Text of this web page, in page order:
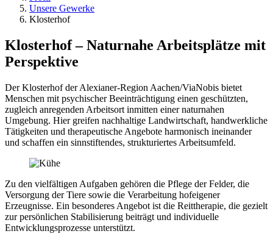
Unsere Gewerke
Klosterhof
Klosterhof – Naturnahe Arbeitsplätze mit
Perspektive
Der Klosterhof der Alexianer-Region Aachen/ViaNobis bietet
Menschen mit psychischer Beeinträchtigung einen geschützten,
zugleich anregenden Arbeitsort inmitten einer naturnahen
Umgebung. Hier greifen nachhaltige Landwirtschaft, handwerkliche
Tätigkeiten und therapeutische Angebote harmonisch ineinander
und schaffen ein sinnstiftendes, strukturiertes Arbeitsumfeld.
Zu den vielfältigen Aufgaben gehören die Pflege der Felder, die
Versorgung der Tiere sowie die Verarbeitung hofeigener
Erzeugnisse. Ein besonderes Angebot ist die Reittherapie, die gezielt
zur persönlichen Stabilisierung beiträgt und individuelle
Entwicklungsprozesse unterstützt.